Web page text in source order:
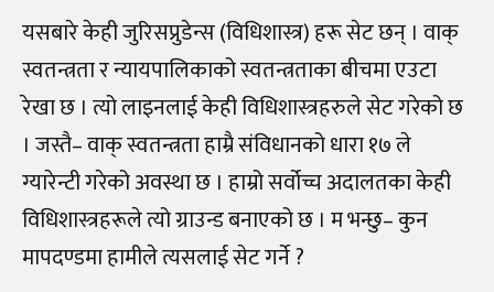
यसबारे केही जुरिसप्रुडेन्स (विधिशास्त्र) हरू सेट छन् । वाक्
स्वतन्त्रता र न्यायपालिकाको स्वतन्त्रताका बीचमा एउटा
रेखा छ । त्यो लाइनलाई केही विधिशास्त्रहरुले सेट गरेको छ
। जस्तै–वाक् स्वतन्त्रता हाम्रै संविधानको धारा १७ ले
ग्यारेन्टी गरेको अवस्था छ । हाम्रो सर्वोच्च अदालतका केही
विधिशास्त्रहरूले त्यो ग्राउन्ड बनाएको छ । म भन्छु–कुन
मापदण्डमा हामीले त्यसलाई सेट गर्ने ?